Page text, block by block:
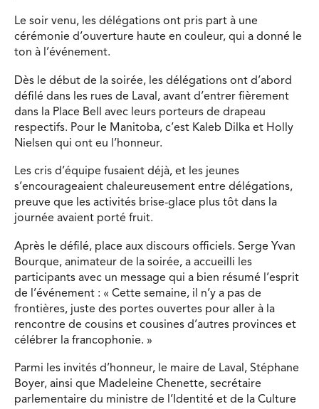
Le soir venu, les délégations ont pris part à une
cérémonie d’ouverture haute en couleur, qui a donné le
ton à l’événement.
Dès le début de la soirée, les délégations ont d’abord
défilé dans les rues de Laval, avant d’entrer fièrement
dans la Place Bell avec leurs porteurs de drapeau
respectifs. Pour le Manitoba, c’est Kaleb Dilka et Holly
Nielsen qui ont eu l’honneur.
Les cris d’équipe fusaient déjà, et les jeunes
s’encourageaient chaleureusement entre délégations,
preuve que les activités brise-glace plus tôt dans la
journée avaient porté fruit.
Après le défilé, place aux discours officiels. Serge Yvan
Bourque, animateur de la soirée, a accueilli les
participants avec un message qui a bien résumé l’esprit
de l’événement : « Cette semaine, il n’y a pas de
frontières, juste des portes ouvertes pour aller à la
rencontre de cousins et cousines d’autres provinces et
célébrer la francophonie. »
Parmi les invités d’honneur, le maire de Laval, Stéphane
Boyer, ainsi que Madeleine Chenette, secrétaire
parlementaire du ministre de l’Identité et de la Culture